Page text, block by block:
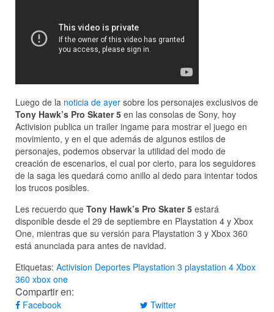
Luego de la noticia de ayer sobre los personajes exclusivos de
Tony Hawk’s Pro Skater 5 en las consolas de Sony, hoy
Activision publica un trailer ingame para mostrar el juego en
movimiento, y en el que además de algunos estilos de
personajes, podemos observar la utilidad del modo de
creación de escenarios, el cual por cierto, para los seguidores
de la saga les quedará como anillo al dedo para intentar todos
los trucos posibles.
Les recuerdo que Tony Hawk’s Pro Skater 5 estará
disponible desde el 29 de septiembre en Playstation 4 y Xbox
One, mientras que su versión para Playstation 3 y Xbox 360
está anunciada para antes de navidad.
Etiquetas: Activision Deportes Playstation 3 playstation 4 Xbox
360 xbox one
Compartir en:
Facebook Twitter